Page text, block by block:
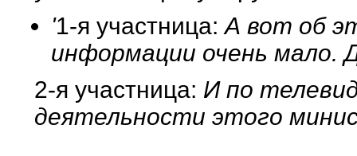
'1-я участница: А вот об
информации очень мало.
2-я участница: И по
деятельности этого